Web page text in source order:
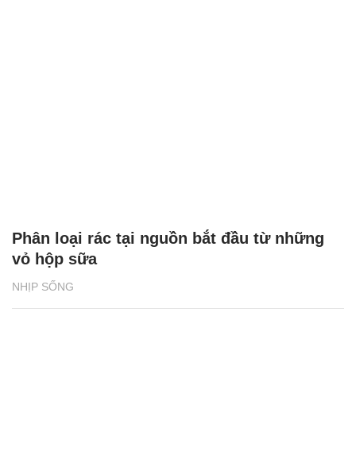
NHỊP SỐNG
Phân loại rác tại nguồn bắt đầu từ những
vỏ hộp sữa